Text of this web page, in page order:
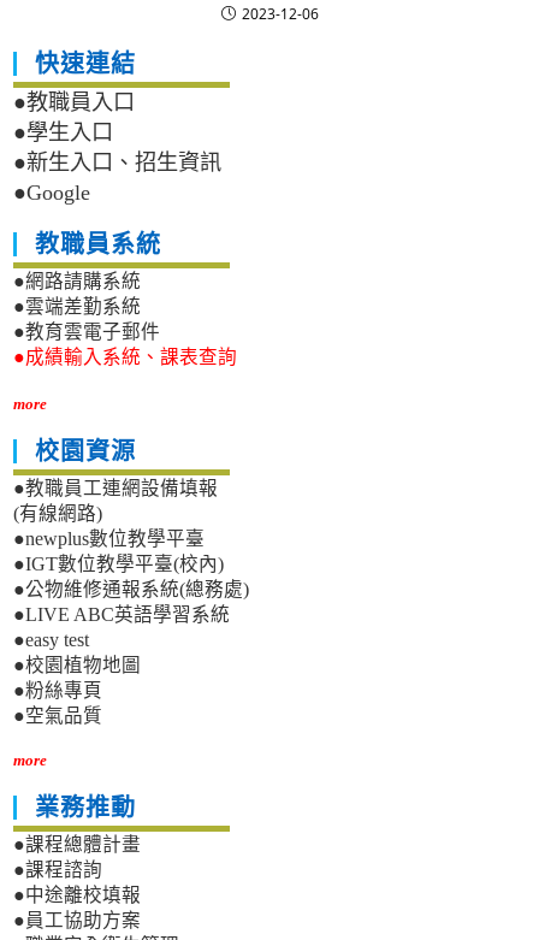
2023-12-06
快速連結
●教職員入口
●學生入口
●新生入口、招生資訊
●Google
教職員系統
●網路請購系統
●雲端差勤系統
●教育雲電子郵件
●成績輸入系統、課表查詢
more
校園資源
●教職員工連網設備填報
(有線網路)
●newplus數位教學平臺
●IGT數位教學平臺(校內)
●公物維修通報系統(總務處)
●LIVE ABC英語學習系統
●easy test
●校園植物地圖
●粉絲專頁
●空氣品質
more
業務推動
●課程總體計畫
●課程諮詢
●中途離校填報
●員工協助方案